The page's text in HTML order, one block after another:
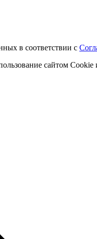
в соответствии с
сайтом Cookie